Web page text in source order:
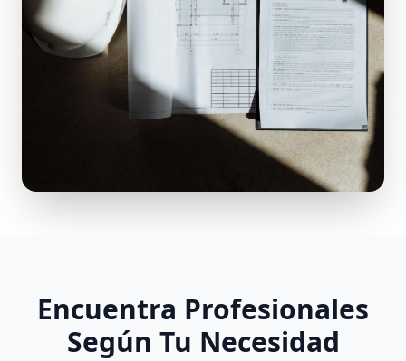
Encuentra Profesionales
Según Tu Necesidad